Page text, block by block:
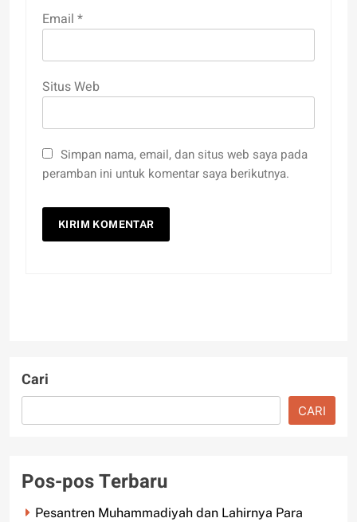
Email *
Situs Web
Simpan nama, email, dan situs web saya pada
peramban ini untuk komentar saya berikutnya.
Cari
CARI
Pos-pos Terbaru
Pesantren Muhammadiyah dan Lahirnya Para